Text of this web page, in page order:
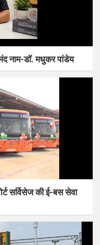
नाम-डॉ. मधुकर पांडेय
सर्विसेज की ई-बस सेवा